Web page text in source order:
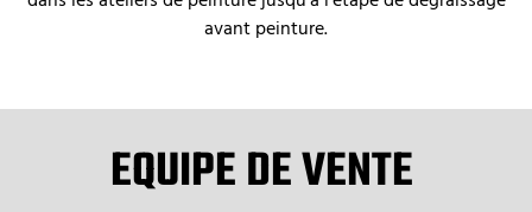
avant peinture.
EQUIPE DE VENTE